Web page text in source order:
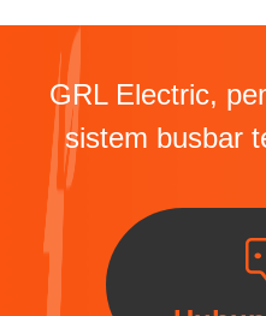
GRL Electric,
sistem busbar